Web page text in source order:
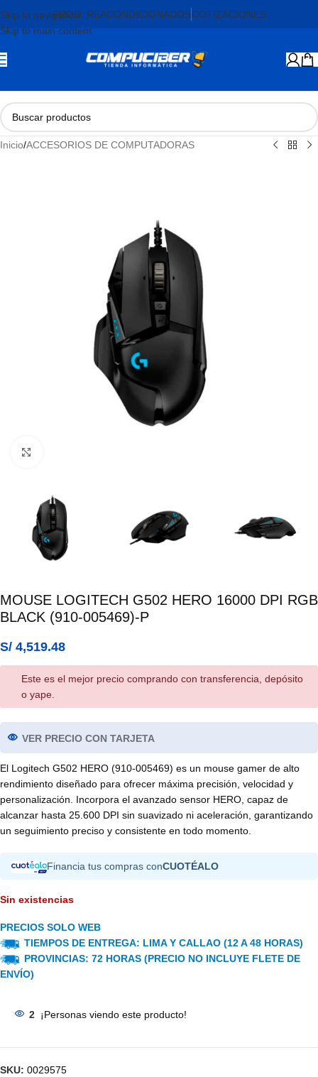
Skip to navigation
Skip to main content
PROD. REACONDICIONADOSCOTIZACIONES
Inicio/ACCESORIOS DE COMPUTADORAS
MOUSE LOGITECH G502 HERO 16000 DPI RGB
BLACK (910-005469)-P
S/ 4,519.48
Este es el mejor precio comprando con transferencia, depósito
o yape.
VER PRECIO CON TARJETA
El Logitech G502 HERO (910-005469) es un mouse gamer de alto
rendimiento diseñado para ofrecer máxima precisión, velocidad y
personalización. Incorpora el avanzado sensor HERO, capaz de
alcanzar hasta 25.600 DPI sin suavizado ni aceleración, garantizando
un seguimiento preciso y consistente en todo momento.
Financia tus compras conCUOTÉALO
Sin existencias
PRECIOS SOLO WEB
TIEMPOS DE ENTREGA: LIMA Y CALLAO (12 A 48 HORAS)
PROVINCIAS: 72 HORAS (PRECIO NO INCLUYE FLETE DE
ENVÍO)
2 ¡Personas viendo este producto!
SKU: 0029575